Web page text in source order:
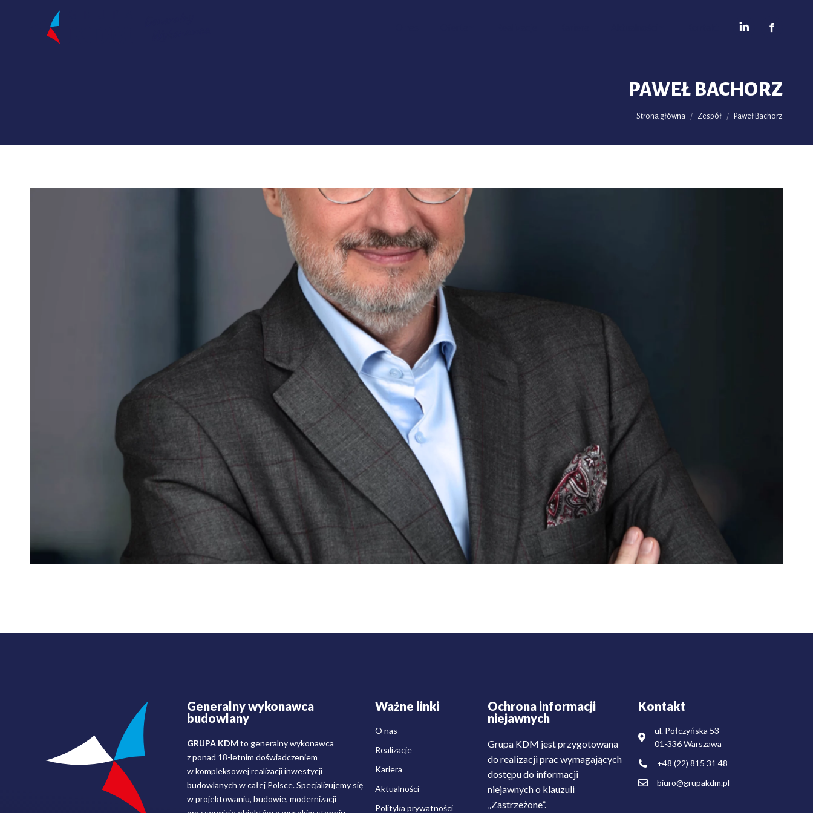
PAWEŁ BACHORZ
Jesteś tutaj:
Strona główna Zespół Paweł Bachorz
Generalny wykonawca
budowlany
GRUPA KDM to generalny wykonawca
z ponad 18-letnim doświadczeniem
w kompleksowej realizacji inwestycji
budowlanych w całej Polsce. Specjalizujemy się
w projektowaniu, budowie, modernizacji
Ważne linki
O nas
Realizacje
Kariera
Aktualności
Polityka prywatności
Ochrona informacji
niejawnych
Grupa KDM jest przygotowana
do realizacji prac wymagających
dostępu do informacji
niejawnych o klauzuli
„Zastrzeżone”.
Kontakt
ul. Połczyńska 53
01-336 Warszawa
+48 (22) 815 31 48
biuro@grupakdm.pl